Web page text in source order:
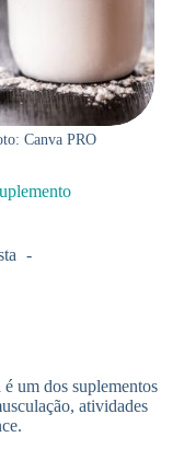
Canva PRO
um dos suplementos
atividades